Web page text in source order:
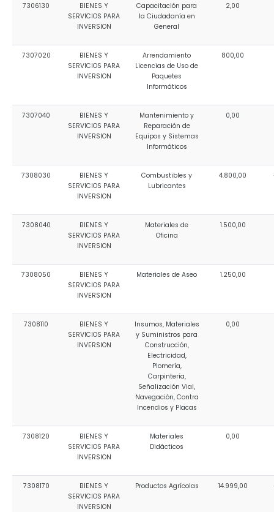
7306130
BIENES Y
SERVICIOS PARA
INVERSION
Capacitación para
la Ciudadanía en
General
2,00
7307020
BIENES Y
SERVICIOS PARA
INVERSION
Arrendamiento
Licencias de Uso de
Paquetes
Informáticos
800,00
7307040
BIENES Y
SERVICIOS PARA
INVERSION
Mantenimiento y
Reparación de
Equipos y Sistemas
Informáticos
0,00
7308030
BIENES Y
SERVICIOS PARA
INVERSION
Combustibles y
Lubricantes
4.800,00
7308040
BIENES Y
SERVICIOS PARA
INVERSION
Materiales de
Oficina
1.500,00
7308050
BIENES Y
SERVICIOS PARA
INVERSION
Materiales de Aseo 1.250,00
7308110
BIENES Y
SERVICIOS PARA
INVERSION
Insumos, Materiales
y Suministros para
Construcción,
Electricidad,
Plomería,
Carpintería,
Señalización Vial,
Navegación, Contra
Incendios y Placas
0,00
7308120
BIENES Y
SERVICIOS PARA
INVERSION
Materiales
Didácticos
0,00
7308170
BIENES Y
SERVICIOS PARA
INVERSION
Productos Agrícolas 14.999,00